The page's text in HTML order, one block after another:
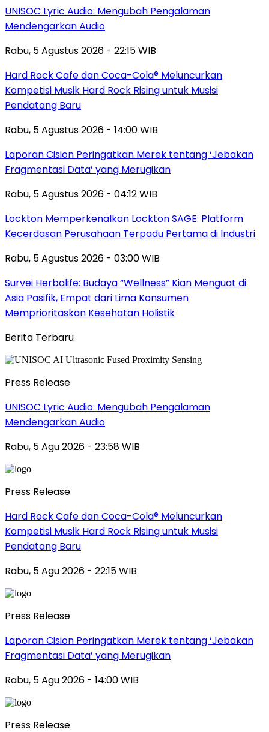
UNISOC Lyric Audio: Mengubah Pengalaman
Mendengarkan Audio
Rabu, 5 Agustus 2026 - 22:15 WIB
Hard Rock Cafe dan Coca-Cola® Meluncurkan
Kompetisi Musik Hard Rock Rising untuk Musisi
Pendatang Baru
Rabu, 5 Agustus 2026 - 14:00 WIB
Laporan Cision Peringatkan Merek tentang ‘Jebakan
Fragmentasi Data’ yang Merugikan
Rabu, 5 Agustus 2026 - 04:12 WIB
Lockton Memperkenalkan Lockton SAGE: Platform
Kecerdasan Perusahaan Terpadu Pertama di Industri
Rabu, 5 Agustus 2026 - 03:00 WIB
Survei Herbalife: Budaya “Wellness” Kian Menguat di
Asia Pasifik, Empat dari Lima Konsumen
Memprioritaskan Kesehatan Holistik
Berita Terbaru
Press Release
UNISOC Lyric Audio: Mengubah Pengalaman
Mendengarkan Audio
Rabu, 5 Agu 2026 - 23:58 WIB
Press Release
Hard Rock Cafe dan Coca-Cola® Meluncurkan
Kompetisi Musik Hard Rock Rising untuk Musisi
Pendatang Baru
Rabu, 5 Agu 2026 - 22:15 WIB
Press Release
Laporan Cision Peringatkan Merek tentang ‘Jebakan
Fragmentasi Data’ yang Merugikan
Rabu, 5 Agu 2026 - 14:00 WIB
Press Release